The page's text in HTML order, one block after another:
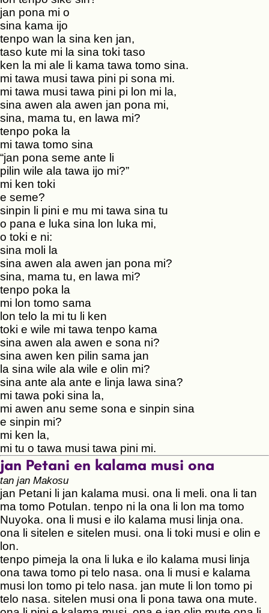
jan pona mi o
sina kama ijo
tenpo wan la sina ken jan,
taso kute mi la sina toki taso
ken la mi ale li kama tawa tomo sina.
mi tawa musi tawa pini pi sona mi.
mi tawa musi tawa pini pi lon mi la,
sina awen ala awen jan pona mi,
sina, mama tu, en lawa mi?
tenpo poka la
mi tawa tomo sina
“jan pona seme ante li
pilin wile ala tawa ijo mi?”
mi ken toki
e seme?
sinpin li pini e mu mi tawa sina tu
o pana e luka sina lon luka mi,
o toki e ni:
sina moli la
sina awen ala awen jan pona mi?
sina, mama tu, en lawa mi?
tenpo poka la
mi lon tomo sama
lon telo la mi tu li ken
toki e wile mi tawa tenpo kama
sina awen ala awen e sona ni?
sina awen ken pilin sama jan
la sina wile ala wile e olin mi?
sina ante ala ante e linja lawa sina?
mi tawa poki sina la,
mi awen anu seme sona e sinpin sina
e sinpin mi?
mi ken la,
mi tu o tawa musi tawa pini mi.
jan Petani en kalama musi ona
tan jan Makosu
jan Petani li jan kalama musi. ona li meli. ona li tan
ma tomo Potulan. tenpo ni la ona li lon ma tomo
Nuyoka. ona li musi e ilo kalama musi linja ona.
ona li sitelen e sitelen musi. ona li toki musi e olin e
lon.
tenpo pimeja la ona li luka e ilo kalama musi linja
ona tawa tomo pi telo nasa. ona li musi e kalama
musi lon tomo pi telo nasa. jan mute li lon tomo pi
telo nasa. sitelen musi ona li pona tawa ona mute.